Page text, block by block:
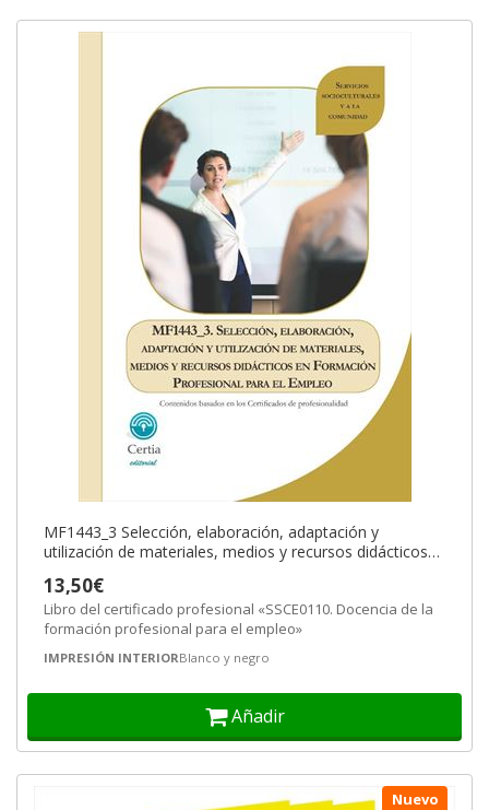
MF1443_3 Selección, elaboración, adaptación y
utilización de materiales, medios y recursos didácticos
13,50€
Libro del certificado profesional «SSCE0110. Docencia de la
formación profesional para el empleo»
IMPRESIÓN INTERIORBlanco y negro
Añadir
Nuevo